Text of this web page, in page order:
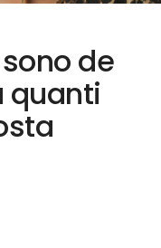
de
quanti